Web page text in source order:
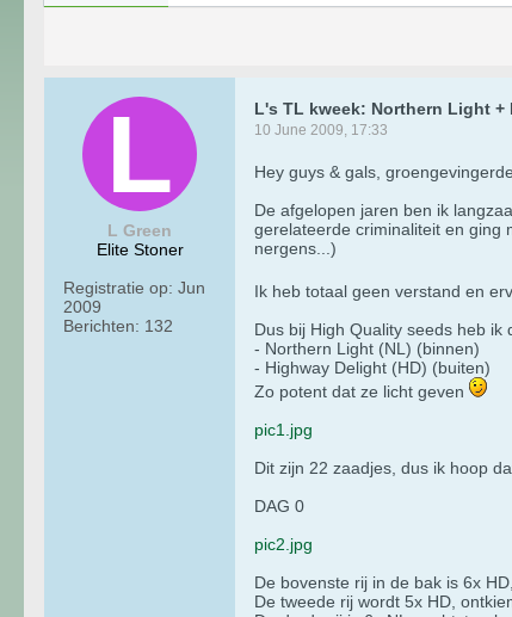
L Green
Elite Stoner
Registratie op: Jun
2009
Berichten: 132
L's TL kweek: Northern Light +
10 June 2009, 17:33
Hey guys & gals,
De afgelopen jaren ben ik
gerelateerde criminaliteit en ging
nergens...)
Ik heb totaal geen verstand en
Dus bij High Quality seeds heb ik
- Northern Light (NL) (binnen)
- Highway Delight (HD) (buiten)
Zo potent dat ze licht geven
pic1.jpg
Dit zijn 22 zaadjes, dus ik hoop
DAG 0
pic2.jpg
De bovenste rij in de bak is 6x
De tweede rij wordt 5x HD,